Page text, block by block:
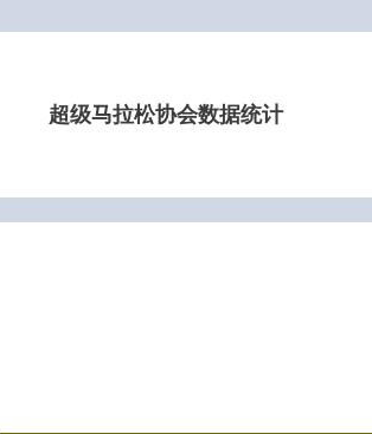
超级马拉松协会数据统计